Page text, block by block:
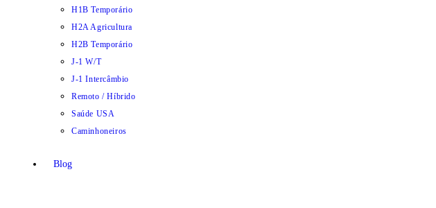
H1B Temporário
H2A Agricultura
H2B Temporário
J-1 W/T
J-1 Intercâmbio
Remoto / Híbrido
Saúde USA
Caminhoneiros
Blog